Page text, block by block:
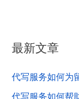
最新文章
代写服务如何为
代写服务如何帮